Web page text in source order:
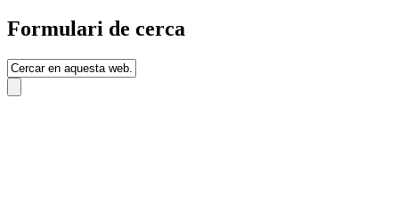
Formulari de cerca